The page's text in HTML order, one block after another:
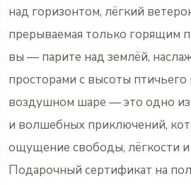
над горизонтом, лёгкий
прерываемая только горящим
вы — парите над землёй,
просторами с высоты птичьего
воздушном шаре — это одно
и волшебных приключений,
ощущение свободы, лёгкости и
Подарочный сертификат на